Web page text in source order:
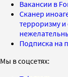
Вакансии в
Сканер
терроризму
Подписка на
Мы в соцсетях: